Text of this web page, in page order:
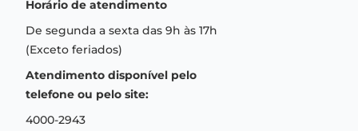
Formas de pagamento
Aviso de privacidade
Termos e condições de uso
Garantia
Troca e devolução
Central de relacionamento
Horário de atendimento
De segunda a sexta das 9h às 17h
(Exceto feriados)
Atendimento disponível pelo
telefone ou pelo site:
4000-2943